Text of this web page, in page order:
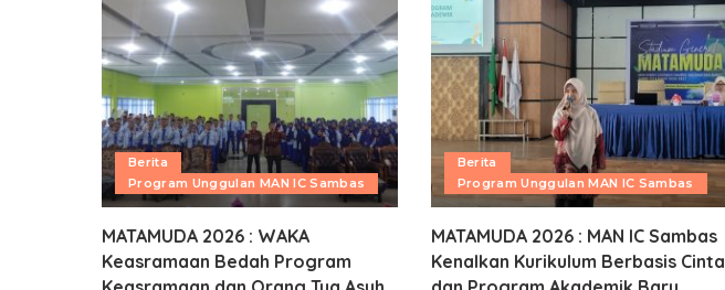
Berita
Program Unggulan MAN IC Sambas
MATAMUDA 2026 : WAKA
Keasramaan Bedah Program
Berita
Program Unggulan MAN IC Sambas
MATAMUDA 2026 : MAN IC Sambas
Kenalkan Kurikulum Berbasis Cinta